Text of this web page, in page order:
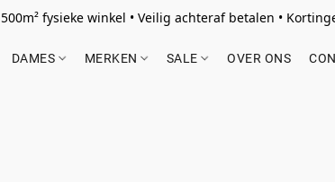
500m² fysieke winkel • Veilig achteraf betalen •
DAMES MERKEN SALE OVER ONS